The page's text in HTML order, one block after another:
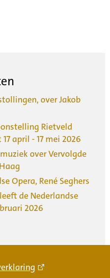
over Jakob
Rietveld
april - 17 mei 2026
over Vervolgde
Opera, René Seghers
de Nederlandse
2026